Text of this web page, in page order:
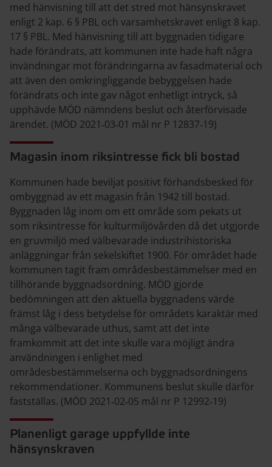
med hänvisning till att det stred mot hänsynskravet
enligt 2 kap. 6 § PBL och varsamhetskravet enligt 8 kap.
17 § PBL. Med hänvisning till att byggnaden tidigare
hade förändrats, att kommunen inte hade haft några
invändningar mot förändringarna av fasadmaterial och
att även den omkringliggande bebyggelsen hade
förändrats och inte gav något enhetligt intryck, så
upphävde MÖD nämndens beslut och återförvisade
ärendet. (MÖD 2021‑03‑01 mål nr P 12837‑19)
Magasin inom riksintresse fick bli bostad
Kommunen hade beviljat positivt förhandsbesked för
ombyggnad av ett magasin från 1942 till bostad.
Byggnaden låg inom om ett område som pekats ut
som riksintresse för kulturmiljövården då det utgjorde
en gruvmiljö med välbevarade industrihistoriska
anläggningar från sekelskiftet 1900. För området hade
kommunen tagit fram områdesbestämmelser med en
tillhörande byggnadsordning. MÖD gjorde
bedömningen att den aktuella byggnadens värde
främst låg i dess betydelse för områdets karaktär med
många välbevarade uthus, samt att det inte
framkommit att det inte skulle vara möjligt ändra
användningen i enlighet med
områdesbestämmelserna och byggnadsordningens
rekommendationer. Kommunens beslut skulle därför
fastställas. (MÖD 2021‑02‑05 mål nr P 12992‑19)
Planenligt garage uppfyllde inte
hänsynskraven